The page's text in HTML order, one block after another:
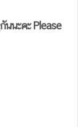
นนะคะ Please